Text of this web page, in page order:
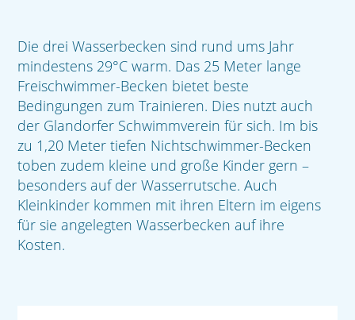
Die drei Wasserbecken sind rund ums Jahr
mindestens 29°C warm. Das 25 Meter lange
Freischwimmer-Becken bietet beste
Bedingungen zum Trainieren. Dies nutzt auch
der Glandorfer Schwimmverein für sich. Im bis
zu 1,20 Meter tiefen Nichtschwimmer-Becken
toben zudem kleine und große Kinder gern –
besonders auf der Wasserrutsche. Auch
Kleinkinder kommen mit ihren Eltern im eigens
für sie angelegten Wasserbecken auf ihre
Kosten.